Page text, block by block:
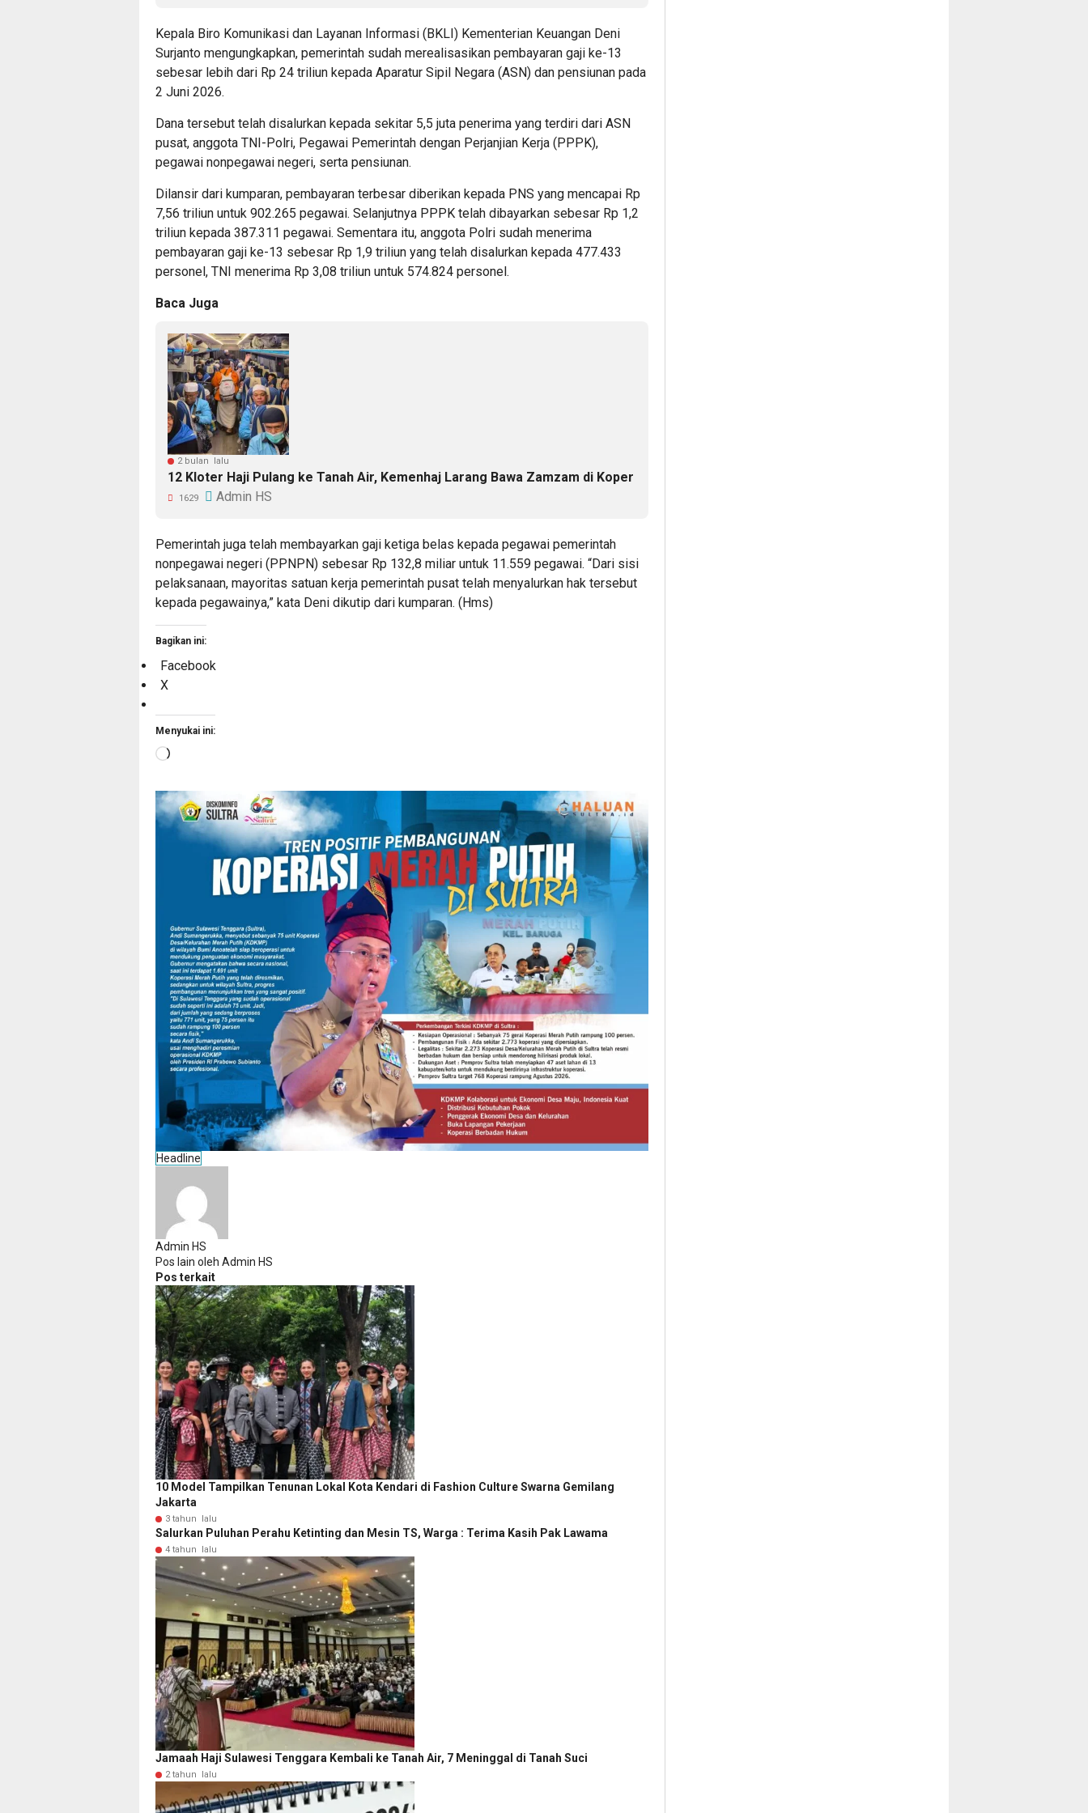
Kepala Biro Komunikasi dan Layanan Informasi (BKLI) Kementerian Keuangan Deni
Surjanto mengungkapkan, pemerintah sudah merealisasikan pembayaran gaji ke-13
sebesar lebih dari Rp 24 triliun kepada Aparatur Sipil Negara (ASN) dan pensiunan pada
2 Juni 2026.
Dana tersebut telah disalurkan kepada sekitar 5,5 juta penerima yang terdiri dari ASN
pusat, anggota TNI-Polri, Pegawai Pemerintah dengan Perjanjian Kerja (PPPK),
pegawai nonpegawai negeri, serta pensiunan.
Dilansir dari kumparan, pembayaran terbesar diberikan kepada PNS yang mencapai Rp
7,56 triliun untuk 902.265 pegawai. Selanjutnya PPPK telah dibayarkan sebesar Rp 1,2
triliun kepada 387.311 pegawai. Sementara itu, anggota Polri sudah menerima
pembayaran gaji ke-13 sebesar Rp 1,9 triliun yang telah disalurkan kepada 477.433
personel, TNI menerima Rp 3,08 triliun untuk 574.824 personel.
Baca Juga
2 bulan lalu
12 Kloter Haji Pulang ke Tanah Air, Kemenhaj Larang Bawa Zamzam di Koper
1629 Admin HS
Pemerintah juga telah membayarkan gaji ketiga belas kepada pegawai pemerintah
nonpegawai negeri (PPNPN) sebesar Rp 132,8 miliar untuk 11.559 pegawai. “Dari sisi
pelaksanaan, mayoritas satuan kerja pemerintah pusat telah menyalurkan hak tersebut
kepada pegawainya,” kata Deni dikutip dari kumparan. (Hms)
Bagikan ini:
Facebook
X
Menyukai ini:
Memuat...
Headline
Admin HS
Pos lain oleh Admin HS
Pos terkait
10 Model Tampilkan Tenunan Lokal Kota Kendari di Fashion Culture Swarna Gemilang
Jakarta
3 tahun lalu
Salurkan Puluhan Perahu Ketinting dan Mesin TS, Warga : Terima Kasih Pak Lawama
4 tahun lalu
Jamaah Haji Sulawesi Tenggara Kembali ke Tanah Air, 7 Meninggal di Tanah Suci
2 tahun lalu